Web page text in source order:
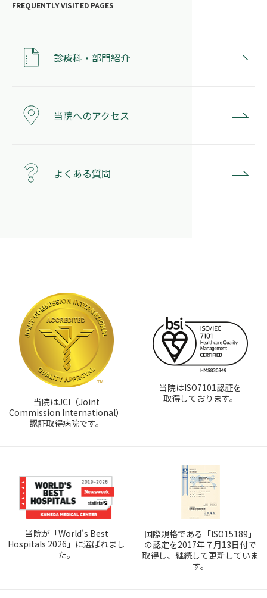
診療科・部門紹介
当院へのアクセス
よくある質問
当院はJCI（Joint
Commission International）
認証取得病院です。
当院はISO7101認証を
取得しております。
当院が「World's Best
Hospitals 2026」に選ばれまし
た。
国際規格である「ISO15189」
の認定を2017年７月13日付で
取得し、継続して更新していま
す。